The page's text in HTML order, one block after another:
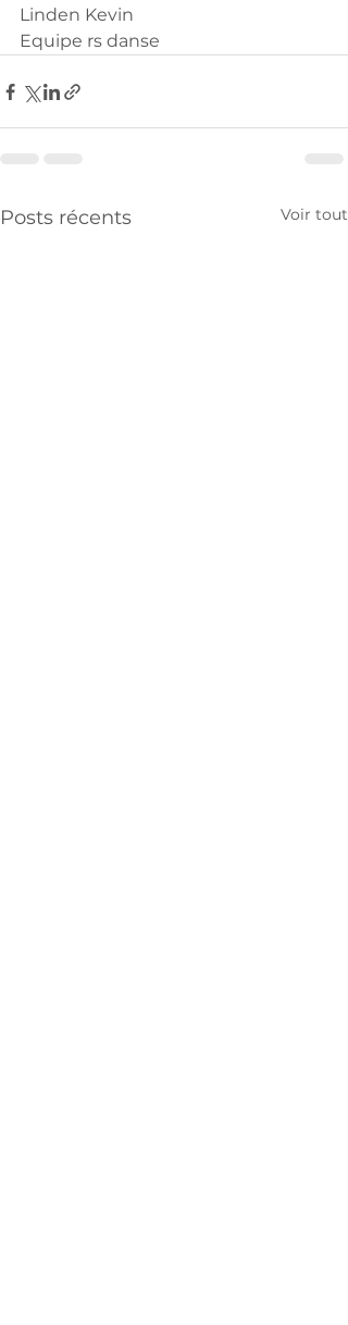
Linden Kevin
Equipe rs danse
Posts récents Voir tout